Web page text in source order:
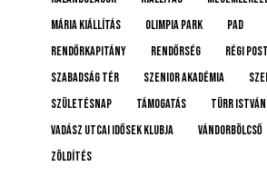
Mária kiállítás
Olimpia Park pad
rendőrkapitány
rendőrség
Régi
Szabadság tér
Szenior Akadémia
születésnap
támogatás
Türr
Vadász Utcai Idősek Klubja
Vándorbölcső
Zöldítés